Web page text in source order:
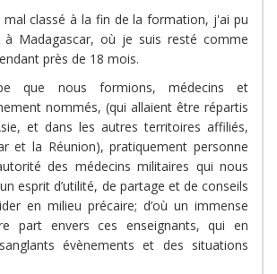
mal classé à la fin de la formation, j'ai pu
Madagascar, où je suis resté comme
près de 18 mois.
que nous formions, médecins et
nommés, (qui allaient être répartis
et dans les autres territoires affiliés,
et la Réunion), pratiquement personne
des médecins militaires qui nous
esprit d’utilité, de partage et de conseils
en milieu précaire; d’où un immense
part envers ces enseignants, qui en
évènements et des situations